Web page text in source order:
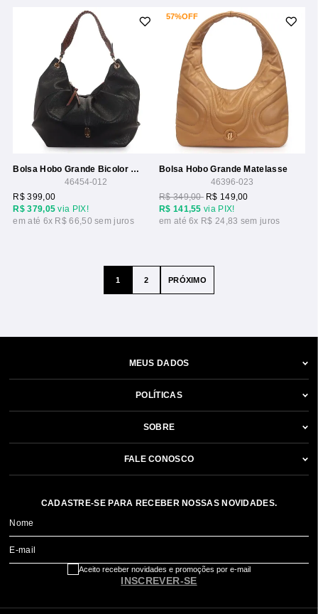
Bolsa Hobo Grande Bicolor Com Alca Trancada
46454-012
R$ 379,05 via PIX!
R$ 399,00
6x R$ 66,50
57%OFF
Bolsa Hobo Grande Matelasse
46396-023
R$ 141,55 via PIX!
R$ 349,00 R$ 149,00
6x R$ 24,83
1 2
MEUS DADOS
POLÍTICAS
SOBRE
FALE CONOSCO
CADASTRE-SE PARA RECEBER NOSSAS NOVIDADES.
Nome
E-mail
INSCREVER-SE
Aceito receber novidades e promoções por e-mail